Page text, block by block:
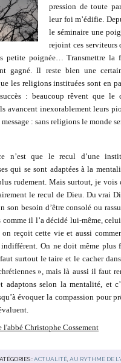
pression de toute
leur foi m’édifie.
le séminaire une
rejoint ces serviteurs
petite poignée… Transmettre la
gagné. Il reste bien une
les religions instituées sont en
: beaucoup rêvent que le
avancent inexorablement leurs
: sans religions le monde
n’est que le recul d’une
qui se sont adaptées à la
rudement. Mais surtout, je
le recul de Dieu. Du vrai
son besoin d’être consolé ou
il l’a décidé lui-même,
reçoit cette vie et aussi
On ne doit même plus
surtout le taire et le cacher
», mais là aussi il faut
adaptons selon la mentalité, et
évoquer la compassion pour
l'abbé Christophe Cossement
:ACTUALITÉ, AU RYTHME DE